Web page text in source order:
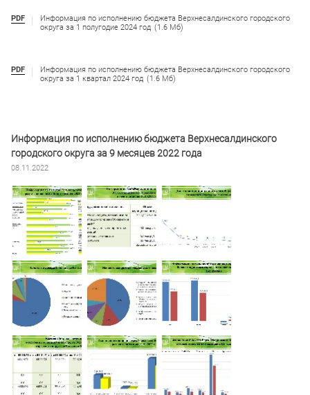
PDF
Информация по исполнению бюджета Верхнесалдинского городского
округа за 1 полугодие 2024 год (1.6 Мб)
PDF
Информация по исполнению бюджета Верхнесалдинского городского
округа за 1 квартал 2024 год (1.6 Мб)
Информация по исполнению бюджета Верхнесалдинского
городского округа за 9 месяцев 2022 года
08.11.2022